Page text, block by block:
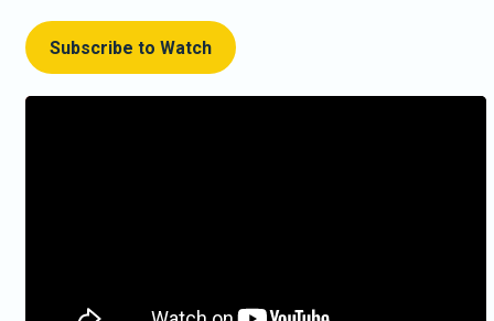
Subscribe to Watch